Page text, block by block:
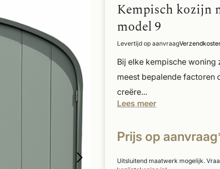
Kempisch kozijn
model 9
Levertijd op aanvraag
Bij elke kempische woning
meest bepalende factoren
creëre...
Lees meer
Prijs op
Uitsluitend maatwerk mogelijk.